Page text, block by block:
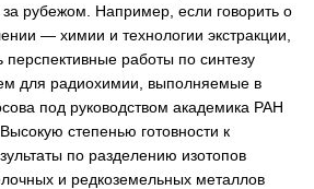
за рубежом. Например, если говорить о
— химии и технологии экстракции,
перспективные работы по синтезу
для радиохимии, выполняемые в
под руководством академика РАН
степенью готовности к
по разделению изотопов
и редкоземельных металлов